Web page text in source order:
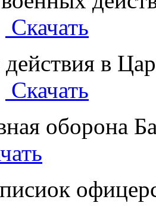
Скачать
в
Скачать
оборона